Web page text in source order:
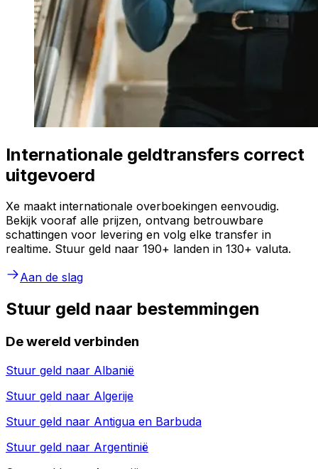
Internationale geldtransfers correct
uitgevoerd
Xe maakt internationale overboekingen eenvoudig.
Bekijk vooraf alle prijzen, ontvang betrouwbare
schattingen voor levering en volg elke transfer in
realtime. Stuur geld naar 190+ landen in 130+ valuta.
Aan de slag
Stuur geld naar bestemmingen
De wereld verbinden
Stuur geld naar Albanië
Stuur geld naar Algerije
Stuur geld naar Antigua en Barbuda
Stuur geld naar Argentinië